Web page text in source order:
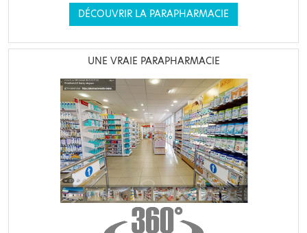
DÉCOUVRIR LA PARAPHARMACIE
UNE VRAIE PARAPHARMACIE